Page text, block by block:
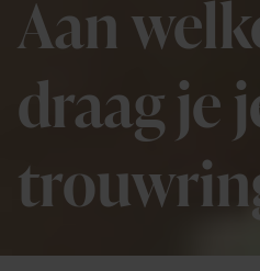
Aan
draag je